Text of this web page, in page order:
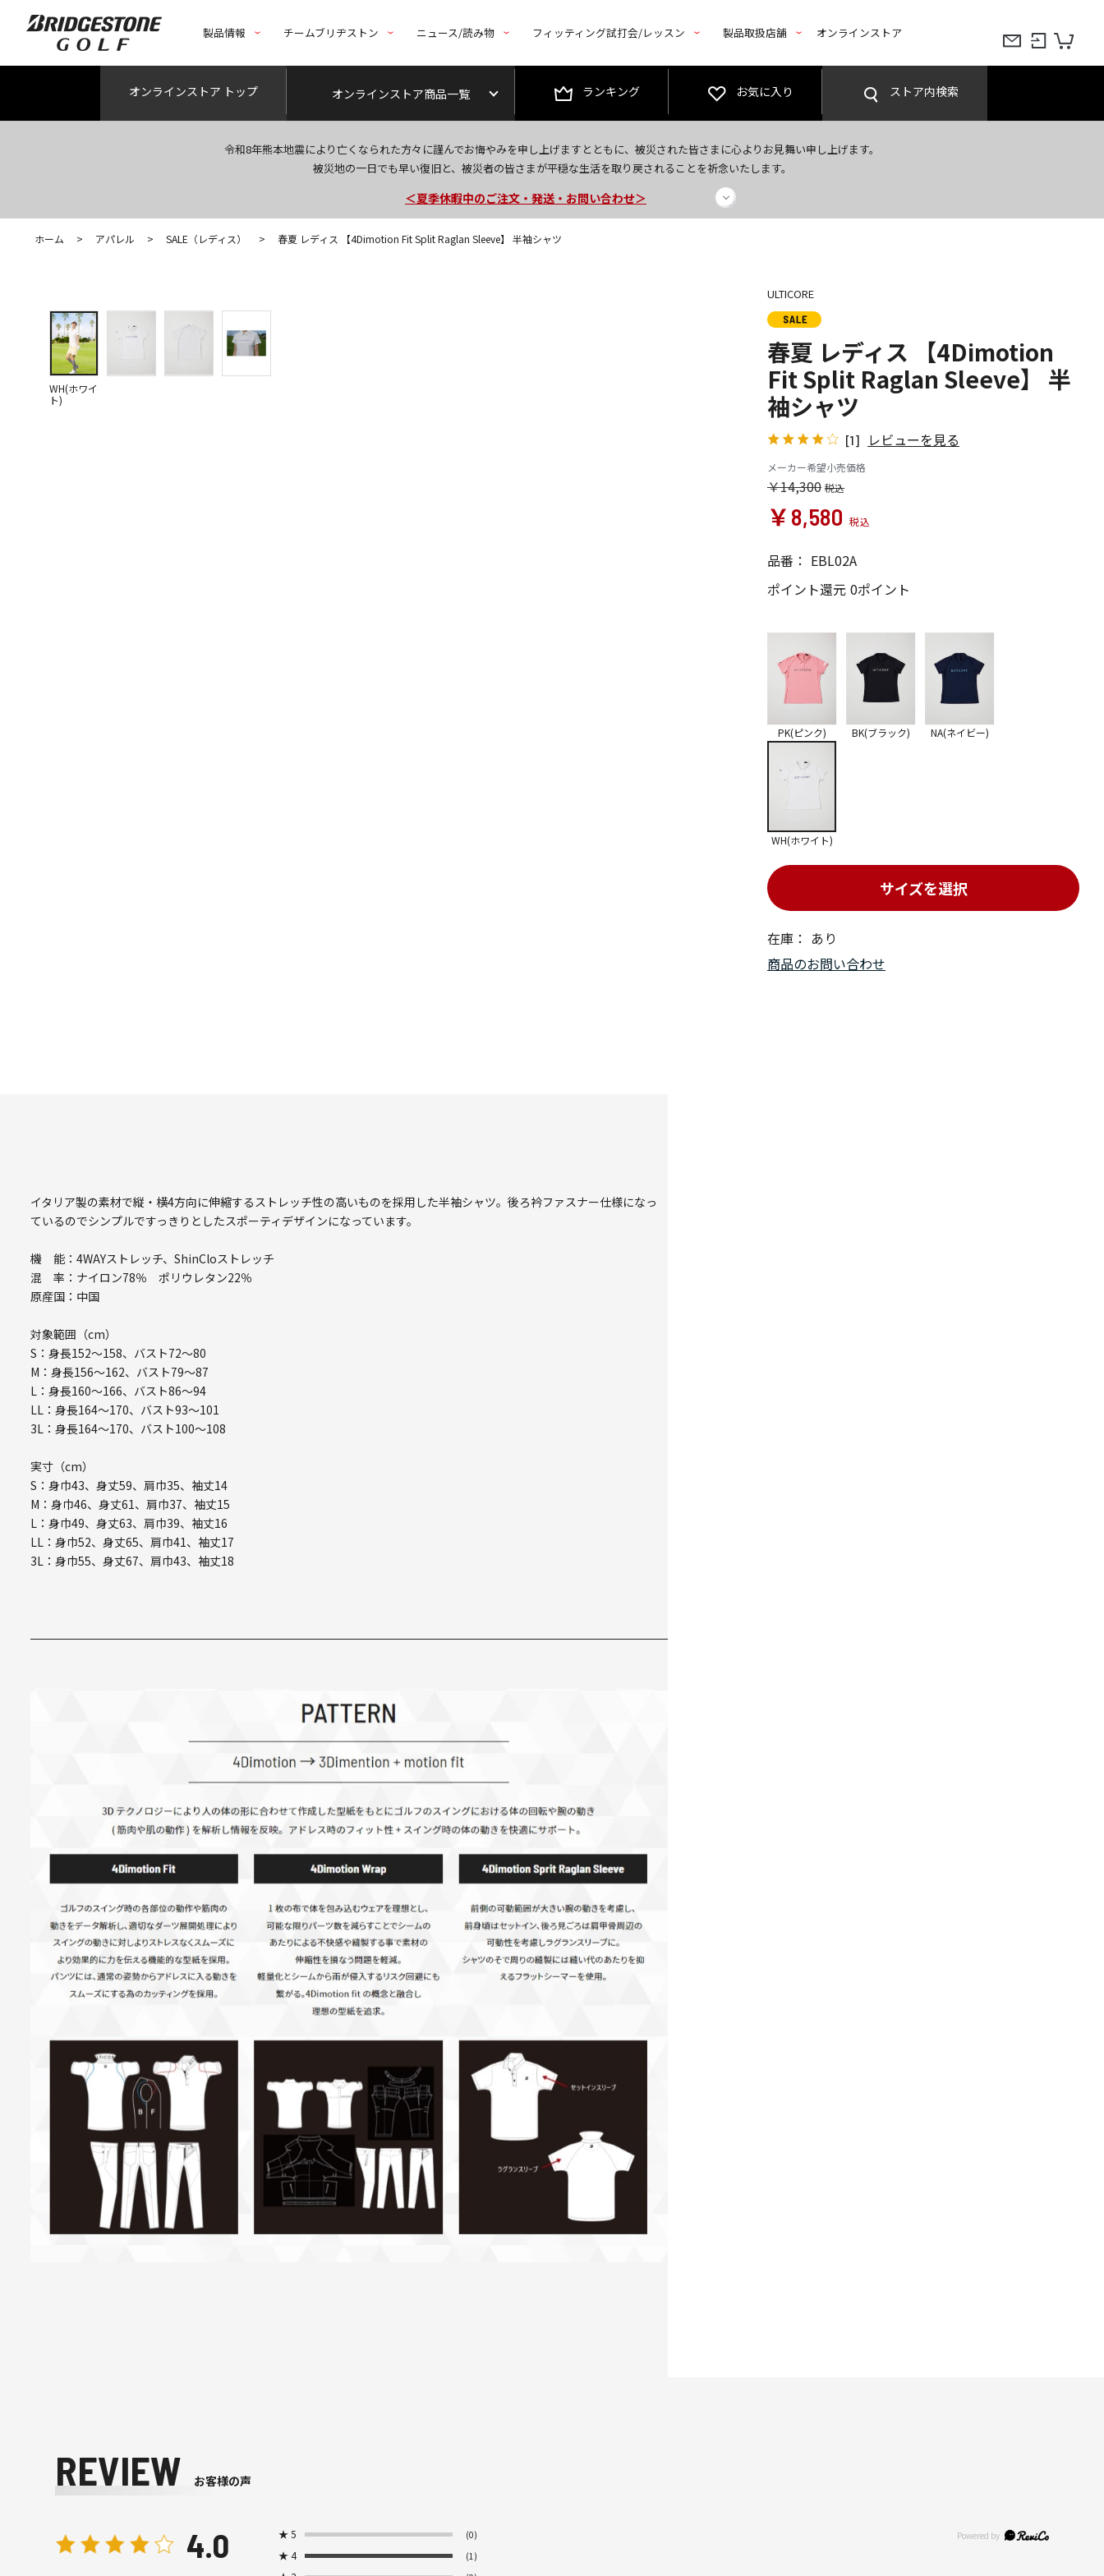
製品情報 チームブリヂストン ニュース/読み物 フィッティング試打会/レッスン 製品取扱店舗 オンラインストア
オンラインストア トップ オンラインストア商品一覧 ランキング お気に入り ストア内検索
令和8年熊本地震により亡くなられた方々に謹んでお悔やみを申し上げますとともに、被災された皆さまに心よりお見舞い申し上げます。
被災地の一日でも早い復旧と、被災者の皆さまが平穏な生活を取り戻されることを祈念いたします。
今なら新規会員登録で1,000円OFFクーポンプレゼント！
＜商品配送に関するお知らせ＞
＜夏季休暇中のご注文・発送・お問い合わせ＞
ホーム > アパレル > SALE（レディス） > 春夏 レディス 【4Dimotion Fit Split Raglan Sleeve】 半袖シャツ
WH(ホワイ
ト)
ULTICORE
春夏 レディス 【4Dimotion
Fit Split Raglan Sleeve】 半
袖シャツ
[1] レビューを見る
メーカー希望小売価格
￥14,300
￥8,580
品番： EBL02A
ポイント還元 0ポイント
在庫： あり
サイズを選択
PK(ピンク) BK(ブラック) NA(ネイビー)
WH(ホワイト)
商品のお問い合わせ
イタリア製の素材で縦・横4方向に伸縮するストレッチ性の高いものを採用した半袖シャツ。後ろ衿ファスナー仕様になっ
ているのでシンプルですっきりとしたスポーティデザインになっています。
機 能：4WAYストレッチ、ShinCloストレッチ
混 率：ナイロン78％ ポリウレタン22％
原産国：中国
対象範囲（cm）
S：身長152～158、バスト72～80
M：身長156～162、バスト79～87
L：身長160～166、バスト86～94
LL：身長164～170、バスト93～101
3L：身長164～170、バスト100～108
実寸（cm）
S：身巾43、身丈59、肩巾35、袖丈14
M：身巾46、身丈61、肩巾37、袖丈15
L：身巾49、身丈63、肩巾39、袖丈16
LL：身巾52、身丈65、肩巾41、袖丈17
3L：身巾55、身丈67、肩巾43、袖丈18
REVIEW お客様の声
4.0 ★5 (0)
★4 (1)